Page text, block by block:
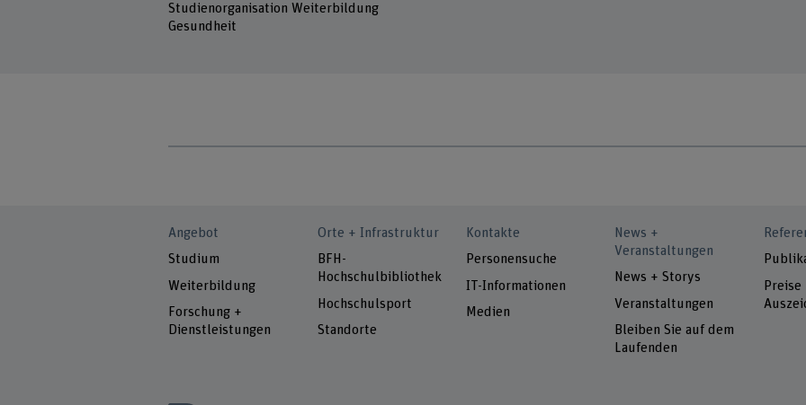
Studienorganisation Weiterbildung
Gesundheit
Angebot
Studium
Weiterbildung
Forschung +
Dienstleistungen
Orte + Infrastruktur
BFH-
Hochschulbibliothek
Hochschulsport
Standorte
Kontakte
Personensuche
IT-Informationen
Medien
News +
Veranstaltungen
News + Storys
Veranstaltungen
Bleiben Sie auf dem
Laufenden
Preise